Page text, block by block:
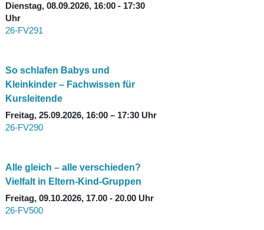
Dienstag, 08.09.2026, 16:00 - 17:30
Uhr
26-FV291
So schlafen Babys und
Kleinkinder – Fachwissen für
Kursleitende
Freitag, 25.09.2026, 16:00 – 17:30 Uhr
26-FV290
Alle gleich – alle verschieden?
Vielfalt in Eltern-Kind-Gruppen
Freitag, 09.10.2026, 17.00 - 20.00 Uhr
26-FV500